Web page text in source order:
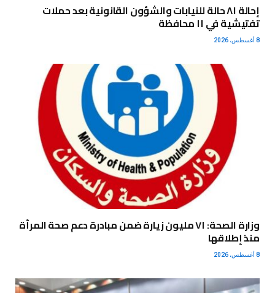
إحالة ٨١ حالة للنيابات والشؤون القانونية بعد حملات
تفتيشية في ١١ محافظة
8 أغسطس، 2026
وزارة الصحة: ٧١ مليون زيارة ضمن مبادرة دعم صحة المرأة
منذ إطلاقها
8 أغسطس، 2026